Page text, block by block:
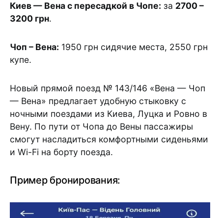
Киев — Вена с пересадкой в Чопе: за 2700 –
3200 грн.
Чоп – Вена: 1950 грн сидячие места, 2550 грн
купе.
Новый прямой поезд № 143/146 «Вена — Чоп
— Вена» предлагает удобную стыковку с
ночными поездами из Киева, Луцка и Ровно в
Вену. По пути от Чопа до Вены пассажиры
смогут насладиться комфортными сиденьями
и Wi-Fi на борту поезда.
Пример бронирования: